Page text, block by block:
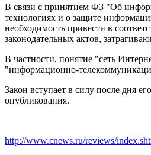
В связи с принятием ФЗ "Об
технологиях и о защите
необходимость привести в
законодательных актов,
В частности, понятие "сеть
"информационно-
Закон вступает в силу после дня
опубликования.
http://www.cnews.ru/reviews/